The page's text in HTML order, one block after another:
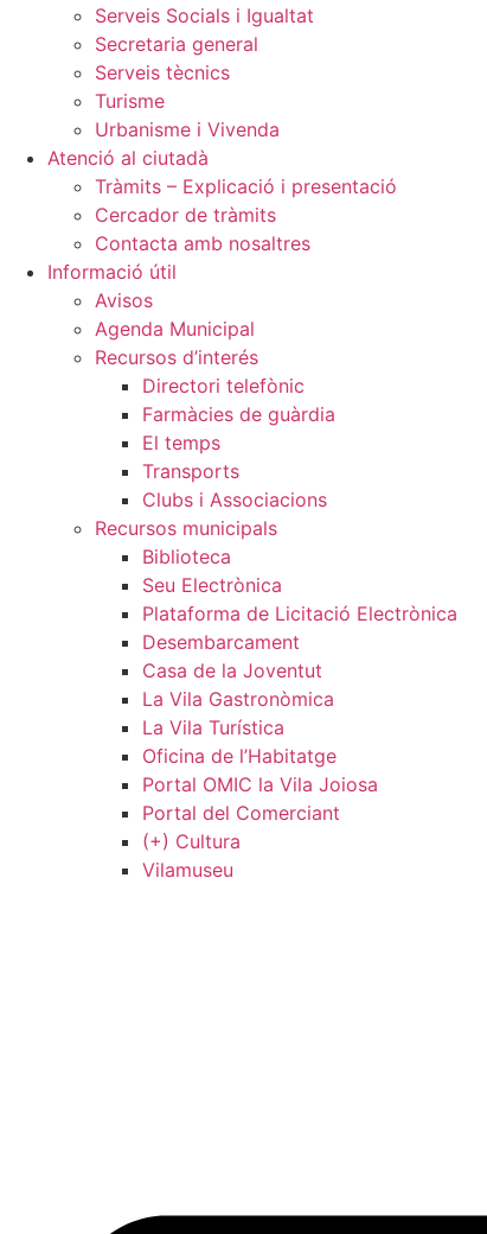
Serveis Socials i Igualtat
Secretaria general
Serveis tècnics
Turisme
Urbanisme i Vivenda
Atenció al ciutadà
Tràmits – Explicació i presentació
Cercador de tràmits
Contacta amb nosaltres
Informació útil
Avisos
Agenda Municipal
Recursos d’interés
Directori telefònic
Farmàcies de guàrdia
El temps
Transports
Clubs i Associacions
Recursos municipals
Biblioteca
Seu Electrònica
Plataforma de Licitació Electrònica
Desembarcament
Casa de la Joventut
La Vila Gastronòmica
La Vila Turística
Oficina de l’Habitatge
Portal OMIC la Vila Joiosa
Portal del Comerciant
(+) Cultura
Vilamuseu